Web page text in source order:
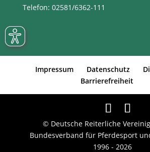
Telefon: 02581/6362-111
Impressum Datenschutz
Barrierefreiheit
© Deutsche Reiterliche
Bundesverband für Pferdesport
1996 - 2026